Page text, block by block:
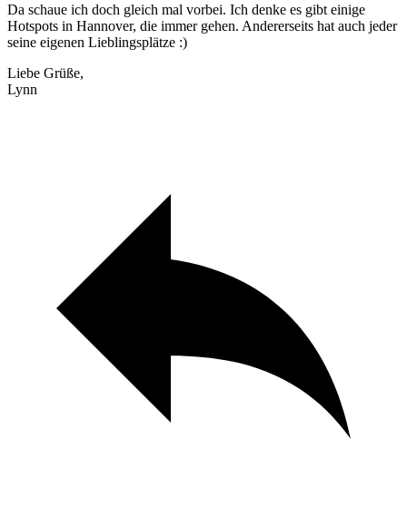
Da schaue ich doch gleich mal vorbei. Ich denke es gibt einige
Hotspots in Hannover, die immer gehen. Andererseits hat auch jeder
seine eigenen Lieblingsplätze :)
Liebe Grüße,
Lynn